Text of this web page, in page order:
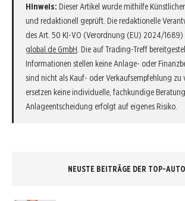
Hinweis: Dieser Artikel wurde mithilfe
und redaktionell geprüft. Die redaktionelle
des Art. 50 KI-VO (Verordnung (EU) 2024/
global.de GmbH . Die auf Trading-Treff
Informationen stellen keine Anlage- oder
sind nicht als Kauf- oder Verkaufsempfehlung zu
ersetzen keine individuelle, fachkundige
Anlageentscheidung erfolgt auf eigenes Risiko.
NEUSTE BEITRÄGE DER TOP-